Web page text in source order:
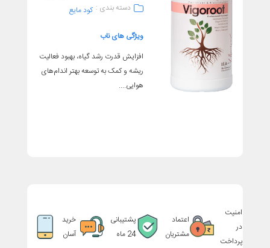
دسته بندی : کود مایع
ویژگی های ناب
افزایش قدرت رشد گیاه، بهبود فعالیت
ریشه و کمک به توسعه بهتر اندام‌های
هوایی....
امنیت
در
پرداخت
اعتماد
مشتریان
پشتیبانی
24 ماه
خرید
آسان